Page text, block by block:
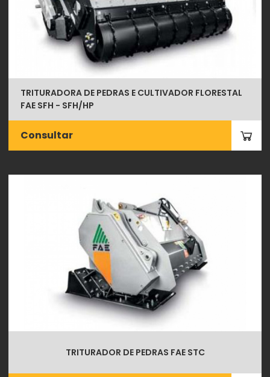
TRITURADORA DE PEDRAS E CULTIVADOR FLORESTAL
FAE SFH - SFH/HP
Consultar
TRITURADOR DE PEDRAS FAE STC